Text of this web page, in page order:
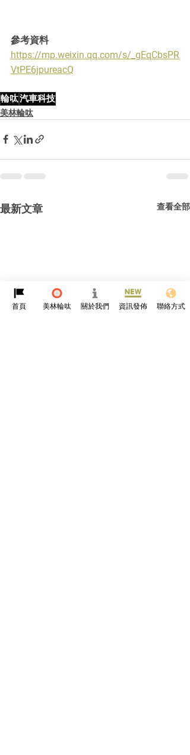
參考資料
https://mp.weixin.qq.com/s/_gEqCbsPR
VtPE6jpureacQ
輪呔汽車科技
美林輪呔
最新文章 查看全部
首頁 美林輪呔 關於我們 資訊發佈 聯絡方式